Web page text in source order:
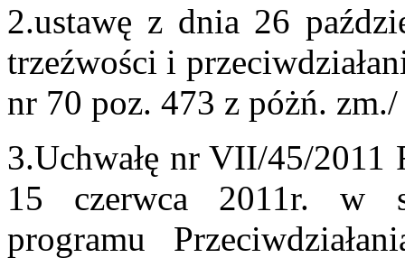
2.ustawę z dnia 26
trzeźwości i
nr 70 poz. 473 z póżń. zm./
3.Uchwałę nr VII/45/2011
15 czerwca 2011r. w
programu